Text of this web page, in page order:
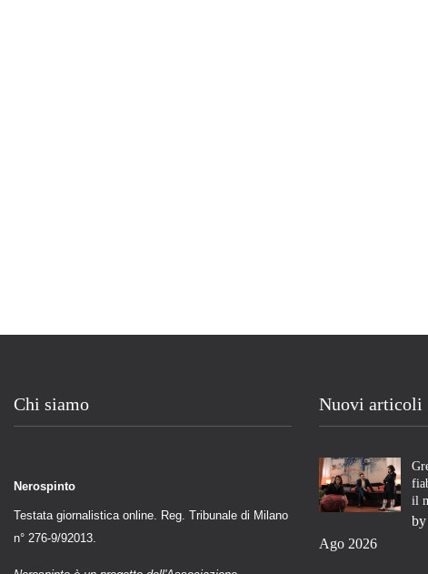
Chi siamo
Nerospinto
Testata giornalistica online. Reg. Tribunale di Milano
n° 276-9/92013.
Nuovi articoli
il
by
Ago 2026